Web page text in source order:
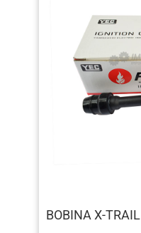
BOBINA X-TRAIL